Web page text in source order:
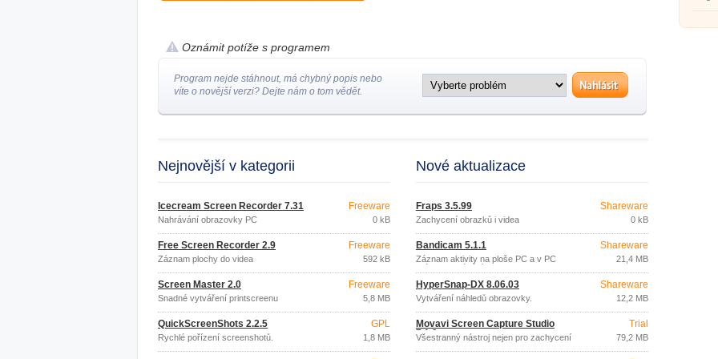
Oznámit potíže s programem
Program nejde stáhnout, má chybný popis nebo
víte o novější verzi? Dejte nám o tom vědět.
Nejnovější v kategorii
Icecream Screen Recorder 7.31
Nahrávání obrazovky PC
Freeware
0 kB
Free Screen Recorder 2.9
Záznam plochy do videa
Freeware
592 kB
Screen Master 2.0
Snadné vytváření printscreenu
Freeware
5,8 MB
QuickScreenShots 2.2.5
Rychlé pořízení screenshotů.
GPL
1,8 MB
Nové aktualizace
Fraps 3.5.99
Zachycení obrazků i videa
Shareware
0 kB
Bandicam 5.1.1
Záznam aktivity na ploše PC a v PC
hrách (nahrávání obrazovky)
Shareware
21,4 MB
HyperSnap-DX 8.06.03
Vytváření náhledů obrazovky.
Shareware
12,2 MB
Movavi Screen Capture Studio
7.1.0
Všestranný nástroj nejen pro zachycení
Trial
79,2 MB